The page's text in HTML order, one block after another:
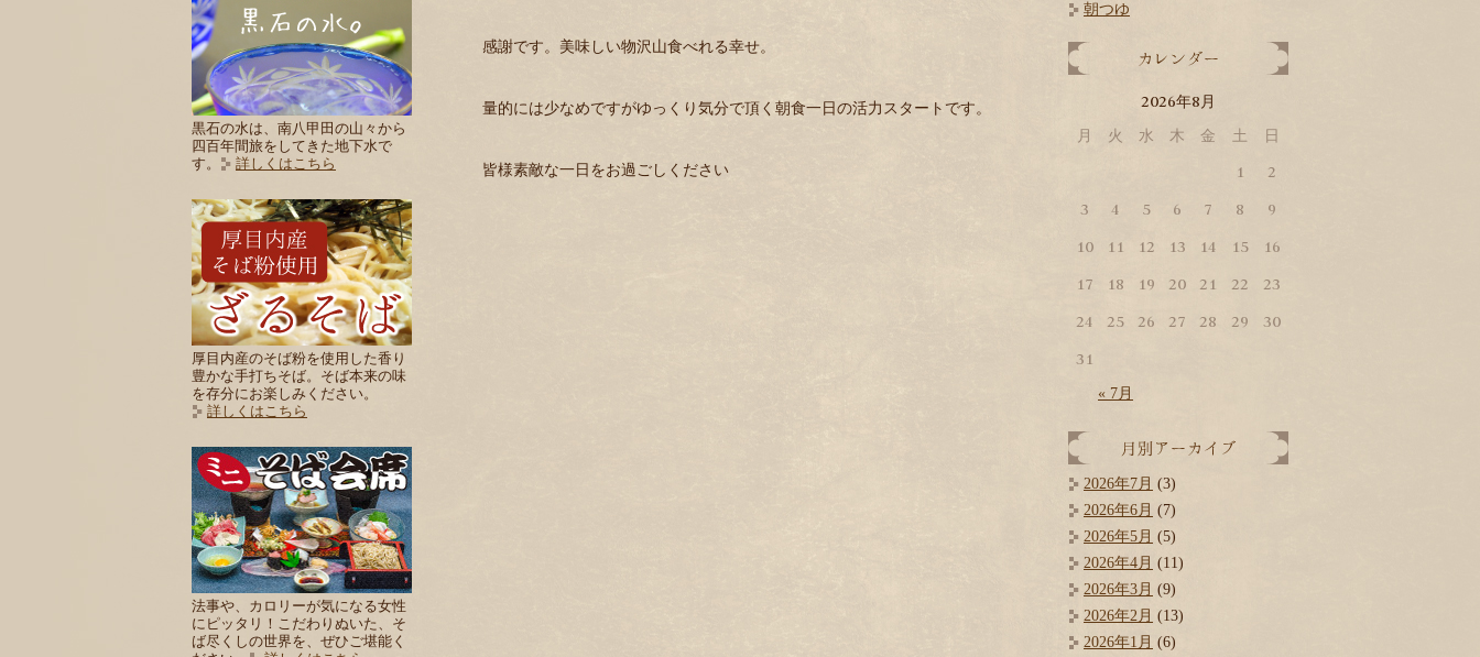
黒石の水は、南八甲田の山々から
四百年間旅をしてきた地下水で
す。
詳しくはこちら
厚目内産のそば粉を使用した香り
豊かな手打ちそば。そば本来の味
を存分にお楽しみください。
詳しくはこちら
法事や、カロリーが気になる女性
にピッタリ！こだわりぬいた、そ
ば尽くしの世界を、ぜひご堪能く
感謝です。美味しい物沢山食べれる幸せ。
量的には少なめですがゆっくり気分で頂く朝食一日の活力スタートです。
皆様素敵な一日をお過ごしください
朝つゆ
2026年8 月
月 火 水 木 金 土 日
« 7月
1
2
3
4 5 6 7 8
9
10
11 12 13 14 15
16
17
18 19 20 21 22
23
24
25 26 27 28 29
30
31
2026年7月 (3)
2026年6月 (7)
2026年5月 (5)
2026年4月 (11)
2026年3月 (9)
2026年2月 (13)
2026年1月 (6)